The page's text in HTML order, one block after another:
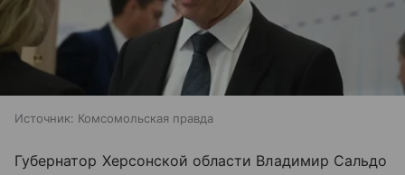
Источник: Комсомольская правда
Губернатор Херсонской области Владимир Сальдо